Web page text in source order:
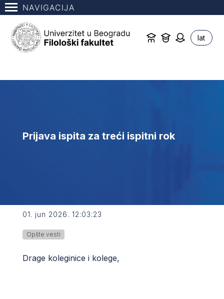
NAVIGACIJA
lat
Prijava ispita za treći ispitni rok
01. jun 2026. 12:03:23
Opšte vesti
Drage koleginice i kolege,